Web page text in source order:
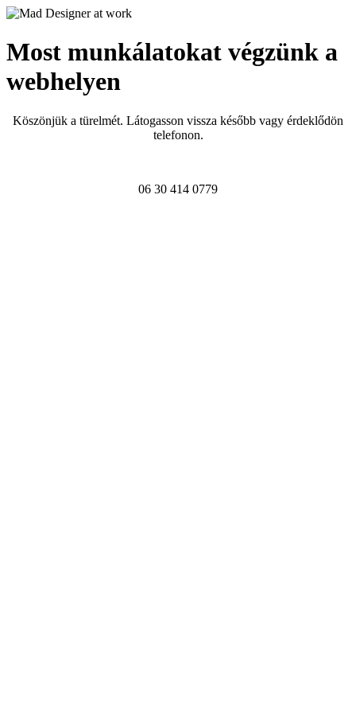
Most munkálatokat végzünk a
webhelyen
Köszönjük a türelmét. Látogasson vissza később vagy érdeklődön
telefonon.
06 30 414 0779